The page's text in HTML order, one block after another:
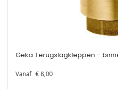
Geka Terugslagkleppen -
Vanaf € 8,00